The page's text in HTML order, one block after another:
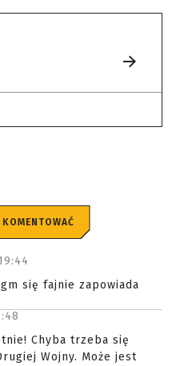
się fajnie zapowiada
Chyba trzeba się
Wojny. Może jest